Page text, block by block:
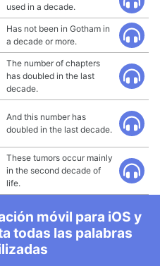
used in a decade.
Has not been in Gotham in
a decade or more.
The number of chapters
has doubled in the last
decade.
And this number has
doubled in the last decade.
These tumors occur mainly
in the second decade of
life.
móvil para iOS y
todas las palabras